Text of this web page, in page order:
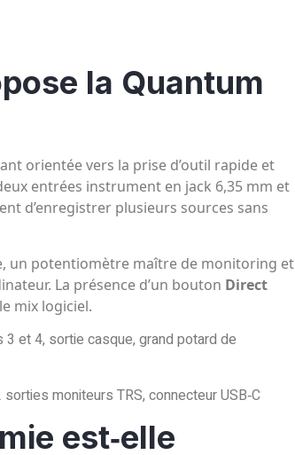
la Quantum
orientée vers la prise d’outil rapide et
entrées instrument en jack 6,35 mm et
d’enregistrer plusieurs sources sans
un potentiomètre maître de monitoring et
La présence d’un bouton Direct
mix logiciel.
et 4, sortie casque, grand potard de
moniteurs TRS, connecteur USB‑C
est‑elle